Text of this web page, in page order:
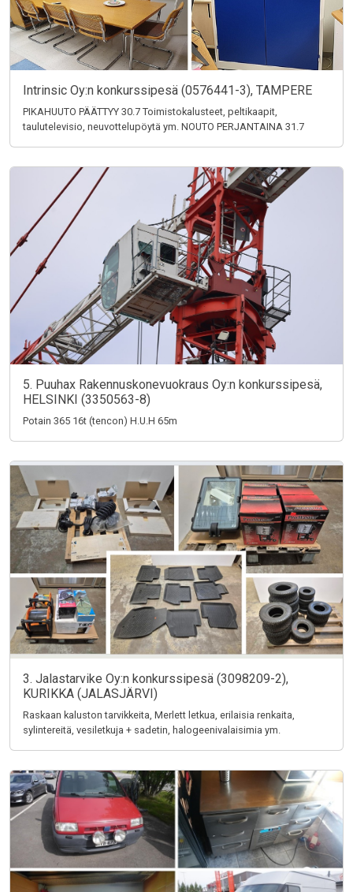
Intrinsic Oy:n konkurssipesä (0576441-3), TAMPERE
PIKAHUUTO PÄÄTTYY 30.7 Toimistokalusteet, peltikaapit,
taulutelevisio, neuvottelupöytä ym. NOUTO PERJANTAINA 31.7
5. Puuhax Rakennuskonevuokraus Oy:n konkurssipesä,
HELSINKI (3350563-8)
Potain 365 16t (tencon) H.U.H 65m
3. Jalastarvike Oy:n konkurssipesä (3098209-2),
KURIKKA (JALASJÄRVI)
Raskaan kaluston tarvikkeita, Merlett letkua, erilaisia renkaita,
sylintereitä, vesiletkuja + sadetin, halogeenivalaisimia ym.